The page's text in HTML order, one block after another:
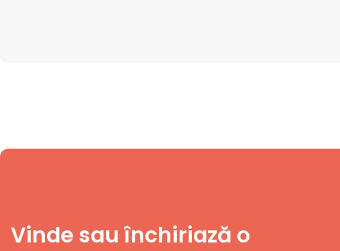
Vinde sau închiriază o